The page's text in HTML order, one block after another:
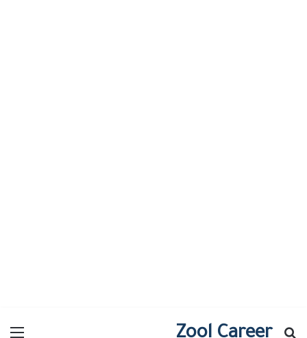
بحث عن